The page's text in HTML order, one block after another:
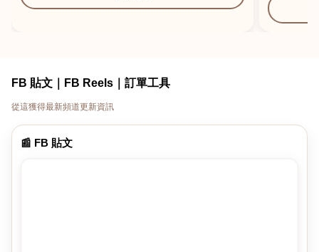
FB 貼文｜FB Reels｜訂單工具
從這獲得最新頻道更新資訊
📰 FB 貼文